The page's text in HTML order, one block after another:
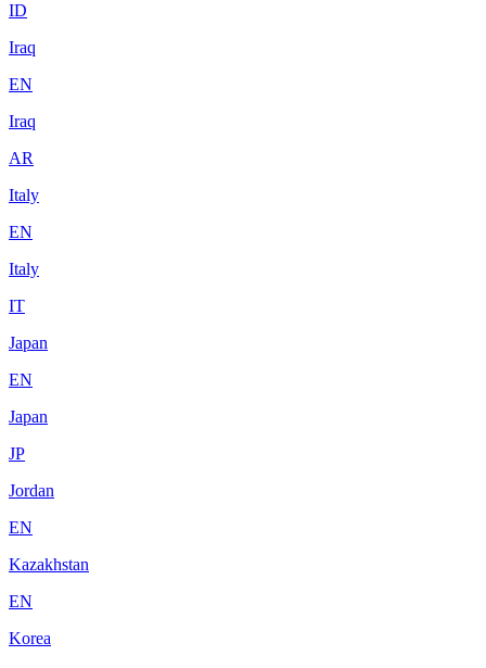
ID
Iraq
EN
Iraq
AR
Italy
EN
Italy
IT
Japan
EN
Japan
JP
Jordan
EN
Kazakhstan
EN
Korea